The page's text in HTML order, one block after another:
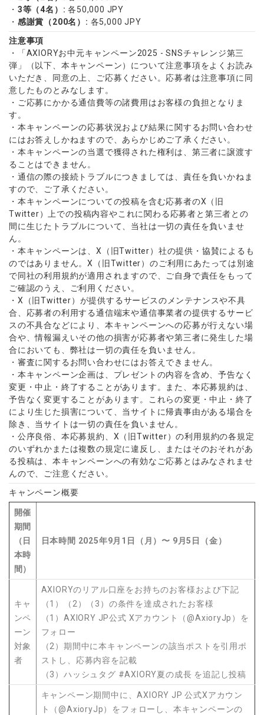
・ 3等（4名）: 各50,000 JPY
・ 感謝賞（200名）: 各5,000 JPY
注意事項
・「AXIORYお中元キャンペーン2025 - SNSチャレンジ第三
弾」（以下、本キャンペーン）について注意事項をよくお読み
いただき、同意の上、ご応募ください。応募者は注意事項に同
意したものとみなします。
・ご応募にかかる通信費等の諸費用はお客様の負担となりま
す。
・本キャンペーンの応募状況および結果に関するお問い合わせ
にはお答えしかねますので、あらかじめご了承ください。
・本キャンペーンの当選で獲得された権利は、第三者に譲渡す
ることはできません。
・通信の際の接続トラブルにつきましては、責任を負いかねま
すので、ご了承ください。
・本キャンペーンについての投稿を含む応募者のX（旧
Twitter）上での投稿内容やこれに関わる応募者と第三者との
間に生じたトラブルについて、当社は一切の責任を負いませ
ん。
・本キャンペーンは、X（旧Twitter）社の提供・協賛によるも
のではありません。X（旧Twitter）のご利用にあたっては別途
で同社の利用規約が適用されますので、ご自身で責任をもって
ご確認のうえ、ご利用ください。
・X（旧Twitter）が提供するサービスのメンテナンスや不具
合、応募者の利用する通信端末や通信事業者の提供するサービ
スの不具合などにより、本キャンペーンへの応募が行えない場
合や、情報漏えいその他の損害が応募者や第三者に発生した場
合においても、弊社は一切の責任を負いません。
・審査に関するお問い合わせにはお答えできません。
・本キャンペーン企画は、プレゼントの内容を含め、予告なく
変更・中止・終了することがあります。また、本応募規約は、
予告なく変更することがあります。これらの変更・中止・終了
により生じた損害について、当サイトに帰責事由がある場合を
除き、当サイトは一切の責任を負いません。
・公序良俗、本応募規約、X（旧Twitter）の利用規約の各規定
のいずれかまたは複数の規定に違反し、またはそのおそれがあ
る投稿は、本キャンペーンへの有効なご応募とはみなされませ
んので、ご注意ください。
キャンペーン概要
開催
期間
（日
本時
間）
日本時間 2025年9月1日（月）〜 9月5日（金）
キャ
ンペ
ーン
対象
者
AXIORYのリアル口座をお持ちのお客様および下記
（1）（2）（3）の条件を達成されたお客様
（1）AXIORY JP公式 Xアカウント（@AxioryJp）を
フォロー
（2）期間中に本キャンペーンの該当ポストを引用ポ
ストし、応募内容を記載
（3）ハッシュタグ #AXIORY夏の成長 を追記し投稿
キャンペーン期間中に、AXIORY JP 公式Xアカウン
ト（@AxioryJp）をフォローし、本キャンペーンの